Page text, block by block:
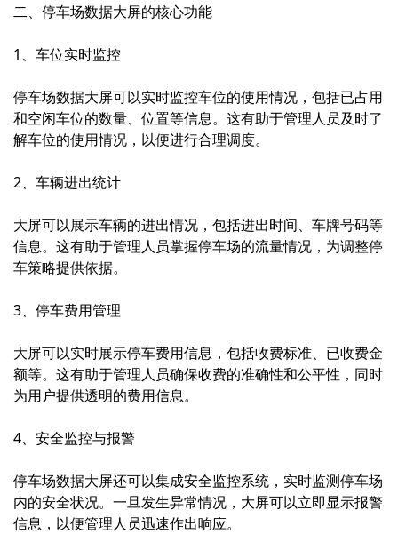
二、停车场数据大屏的核心功能
1、车位实时监控
停车场数据大屏可以实时监控车位的使用情况，包括已占用
和空闲车位的数量、位置等信息。这有助于管理人员及时了
解车位的使用情况，以便进行合理调度。
2、车辆进出统计
大屏可以展示车辆的进出情况，包括进出时间、车牌号码等
信息。这有助于管理人员掌握停车场的流量情况，为调整停
车策略提供依据。
3、停车费用管理
大屏可以实时展示停车费用信息，包括收费标准、已收费金
额等。这有助于管理人员确保收费的准确性和公平性，同时
为用户提供透明的费用信息。
4、安全监控与报警
停车场数据大屏还可以集成安全监控系统，实时监测停车场
内的安全状况。一旦发生异常情况，大屏可以立即显示报警
信息，以便管理人员迅速作出响应。